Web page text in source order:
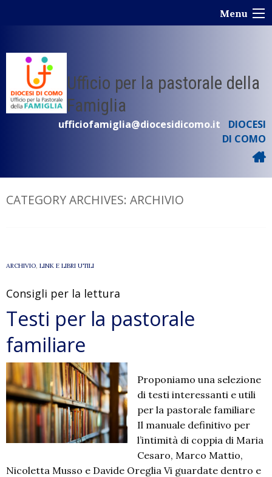
Menu
Ufficio per la pastorale della
Famiglia
ufficiofamiglia@diocesidicomo.it
DIOCESI
DI COMO
CATEGORY ARCHIVES: ARCHIVIO
ARCHIVIO, LINK E LIBRI UTILI
Consigli per la lettura
Testi per la pastorale
familiare
Proponiamo una selezione
di testi interessanti e utili
per la pastorale familiare
Il manuale definitivo per
l’intimità di coppia di Maria
Cesaro, Marco Mattio,
Nicoletta Musso e Davide Oreglia Vi guardate dentro e